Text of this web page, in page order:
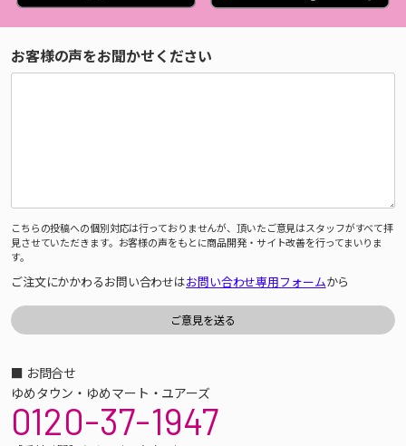
お客様の声をお聞かせください
こちらの投稿への個別対応は行っておりませんが、頂いたご意見はスタッフがすべて拝
見させていただきます。お客様の声をもとに商品開発・サイト改善を行ってまいりま
す。
ご注文にかかわるお問い合わせはお問い合わせ専用フォームから
■ お問合せ
ゆめタウン・ゆめマート・ユアーズ
0120-37-1947